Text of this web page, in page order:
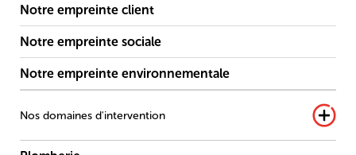
Notre empreinte client
Notre empreinte sociale
Notre empreinte environnementale
Nos domaines d'intervention